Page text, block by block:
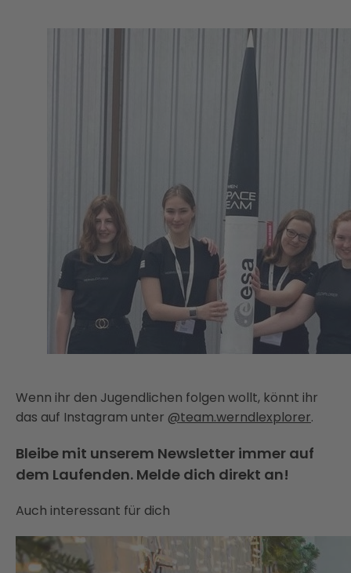
Wenn ihr den Jugendlichen folgen wollt, könnt ihr
das auf Instagram unter @team.werndlexplorer.
Bleibe mit unserem Newsletter immer auf
dem Laufenden. Melde dich direkt an!
Auch interessant für dich